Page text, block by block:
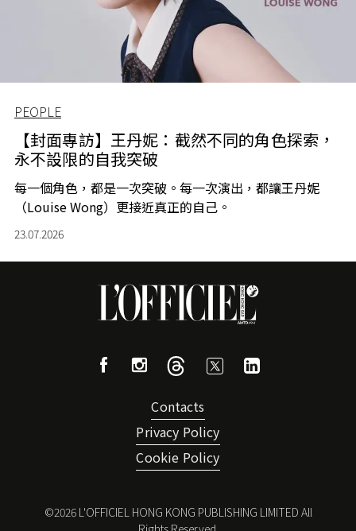
PEOPLE
【封面專訪】王丹妮：截然不同的角色探索，
永不設限的自我突破
每一個角色，都是一次突破。每一次演出，都讓王丹妮
（Louise Wong）更接近真正的自己。
23.07.2026
Contacts
Privacy Policy
Cookie Policy
©2026L'OFFICIEL HONG KONG PUBLISHING LIMITED All